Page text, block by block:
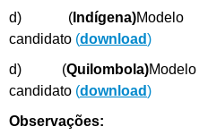
d) ( Indígena)
candidato (download)
d) (Quilombola)
candidato (download)
Observações: